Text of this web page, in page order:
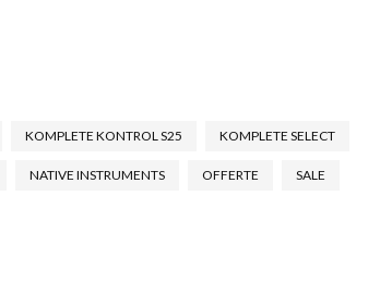
KOMPLETE KONTROL S25 KOMPLETE SELECT
NATIVE INSTRUMENTS OFFERTE SALE